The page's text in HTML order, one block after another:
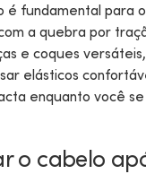
é fundamental para
a quebra por
e coques
elásticos
enquanto você
o cabelo